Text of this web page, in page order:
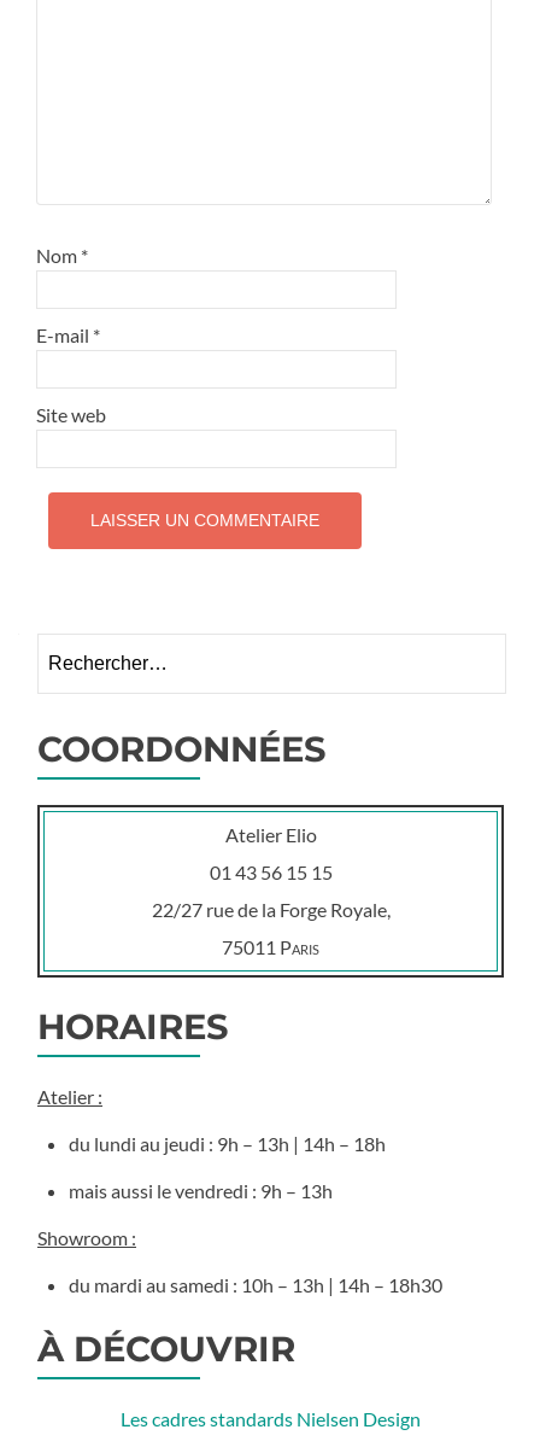
Nom *
E-mail *
Site web
COORDONNÉES
Atelier Elio
01 43 56 15 15
22/27 rue de la Forge Royale,
75011 Paris
HORAIRES
Atelier :
du lundi au jeudi : 9h – 13h | 14h – 18h
mais aussi le vendredi : 9h – 13h
Showroom :
du mardi au samedi : 10h – 13h | 14h – 18h30
À DÉCOUVRIR
Les cadres standards Nielsen Design